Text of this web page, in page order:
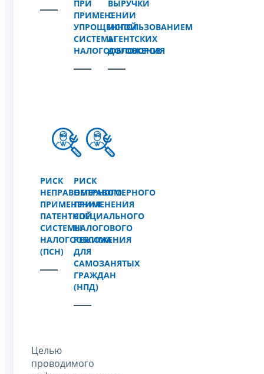
ПРИ
ПРИМЕНЕНИИ
УПРОЩЕННОЙ
СИСТЕМЫ
НАЛОГООБЛОЖЕНИЯ
ВЫРУЧКИ
С
ИСПОЛЬЗОВАНИЕМ
АГЕНТСКИХ
ДОГОВОРОВ
РИСК
НЕПРАВОМЕРНОГО
ПРИМЕНЕНИЯ
ПАТЕНТНОЙ
СИСТЕМЫ
НАЛОГООБЛОЖЕНИЯ
(ПСН)
РИСК
НЕПРАВОМЕРНОГО
ПРИМЕНЕНИЯ
СПЕЦИАЛЬНОГО
НАЛОГОВОГО
РЕЖИМА
ДЛЯ
САМОЗАНЯТЫХ
ГРАЖДАН
(НПД)
Целью
проводимого